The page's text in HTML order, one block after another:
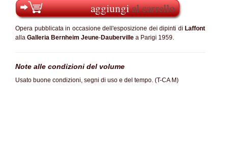
aggiungial carrello
Opera pubblicata in occasione dell'esposizione dei dipinti di Laffont
alla Galleria Bernheim Jeune-Dauberville a Parigi 1959.
Note alle condizioni del volume
Usato buone condizioni, segni di uso e del tempo. (T-CA M)